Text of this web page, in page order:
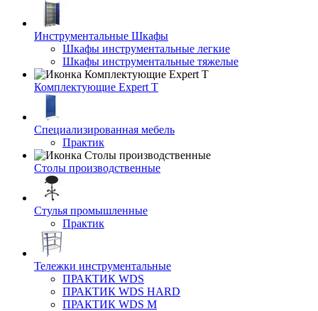
Инструментальные Шкафы
Шкафы инструментальные легкие
Шкафы инструментальные тяжелые
Комплектующие Expert T
Специализированная мебель
Практик
Столы производственные
Стулья промышленные
Практик
Тележки инструментальные
ПРАКТИК WDS
ПРАКТИК WDS HARD
ПРАКТИК WDS M